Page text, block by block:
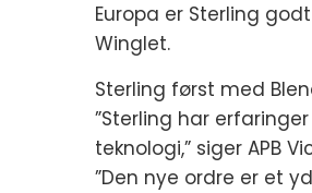
Europa er Sterling
Winglet.
Sterling først med
”Sterling har
teknologi,” siger APB
”Den nye ordre er et